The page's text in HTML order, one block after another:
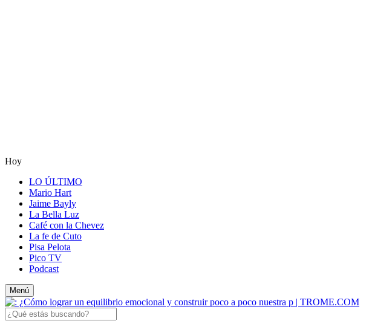
Hoy
LO ÚLTIMO
Mario Hart
Jaime Bayly
La Bella Luz
Café con la Chevez
La fe de Cuto
Pisa Pelota
Pico TV
Podcast
Menú